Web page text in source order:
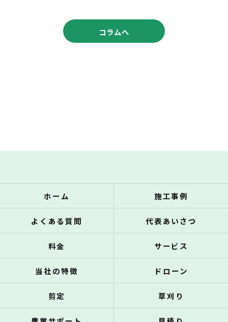
コラムへ
ホーム 施工事例
よくある質問 代表あいさつ
料金 サービス
当社の特徴 ドローン
剪定 草刈り